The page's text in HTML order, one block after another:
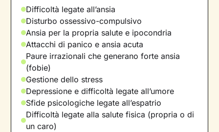
Difficoltà legate all’ansia
Disturbo ossessivo-compulsivo
Ansia per la propria salute e ipocondria
Attacchi di panico e ansia acuta
Paure irrazionali che generano forte ansia
(fobie)
Gestione dello stress
Depressione e difficoltà legate all’umore
Sfide psicologiche legate all’espatrio
Difficoltà legate alla salute fisica (propria o di
un caro)